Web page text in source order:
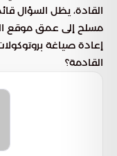
القادة، يظل السؤال
مسلح إلى عمق موقع
إعادة صياغة
القادمة؟